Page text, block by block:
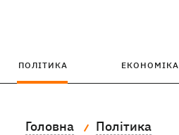
ПОЛІТИКА ЕКОНОМІКА
Головна Політика